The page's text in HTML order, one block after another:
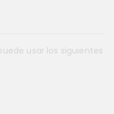
usar los siguientes